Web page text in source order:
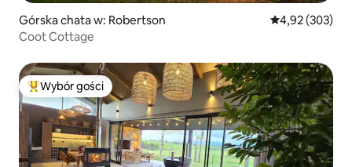
Górska chata w: Robertson Średnia
4,92 (303)
Coot Cottage
Najpopularniejsze z kategorii Wybór gości
Wybór gości